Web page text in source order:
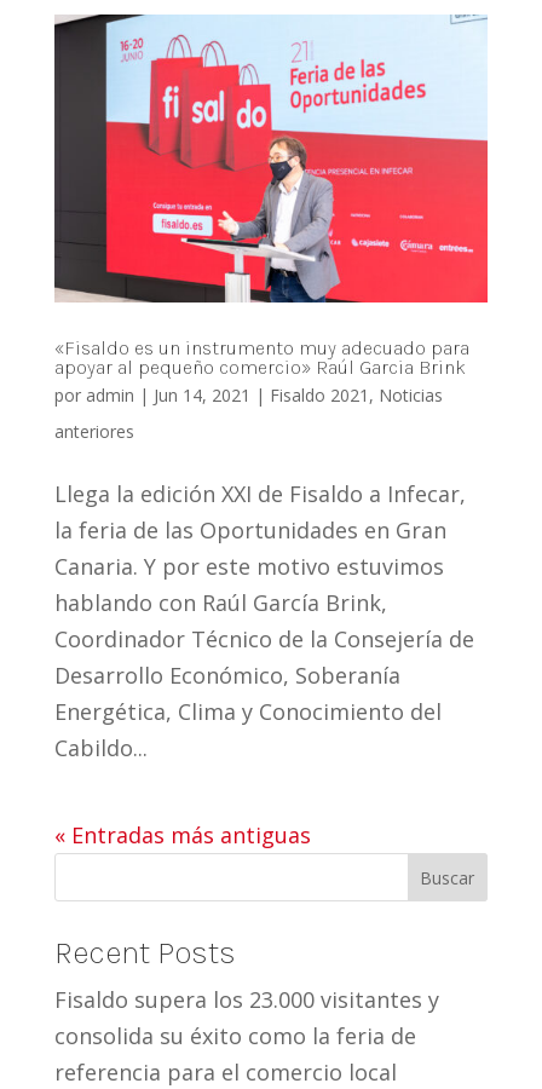
«Fisaldo es un instrumento muy adecuado para
apoyar al pequeño comercio» Raúl Garcia Brink
por admin | Jun 14, 2021 | Fisaldo 2021 , Noticias
anteriores
Llega la edición XXI de Fisaldo a Infecar,
la feria de las Oportunidades en Gran
Canaria. Y por este motivo estuvimos
hablando con Raúl García Brink,
Coordinador Técnico de la Consejería de
Desarrollo Económico, Soberanía
Energética, Clima y Conocimiento del
Cabildo...
« Entradas más antiguas
Buscar
Recent Posts
Fisaldo supera los 23.000 visitantes y
consolida su éxito como la feria de
referencia para el comercio local